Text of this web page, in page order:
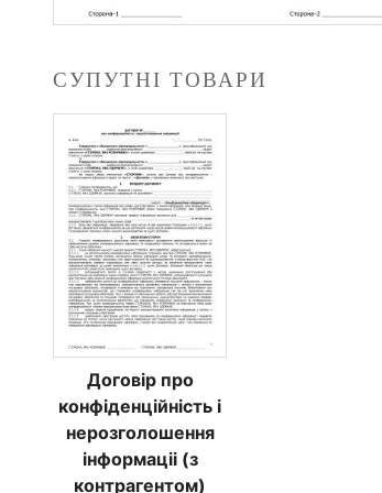
СУПУТНІ ТОВАРИ
ДОДАТИ В
КОШИК
Договiр про
конфiденцiйнiсть i
нерозголошення
iнформацii (з
контрагентом)